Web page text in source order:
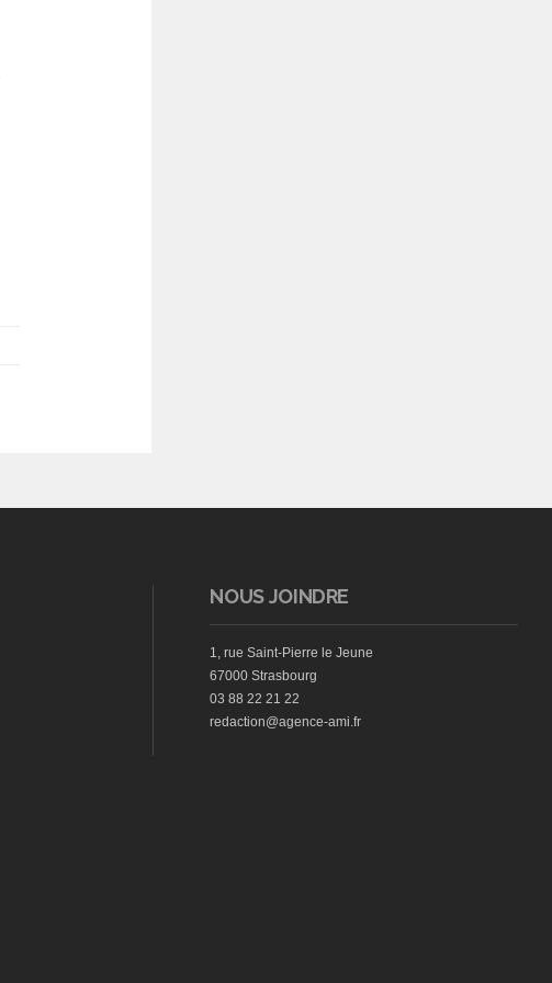
NOUS JOINDRE
1, rue Saint-Pierre le Jeune
67000 Strasbourg
03 88 22 21 22
redaction@agence-ami.fr